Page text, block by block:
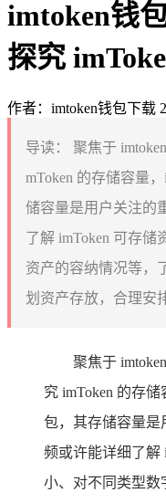
imtoken钱
探究
作者：imtoken钱包下载
导读：
聚焦于
mToken 的存储容量
储容量是用户关注的
了解 imToken 可存
资产的容纳情况等，
划资产存放，合理安
聚焦于
究 imToken 的存
包，其存储容量是
频或许能详细了解
小、对不同类型数